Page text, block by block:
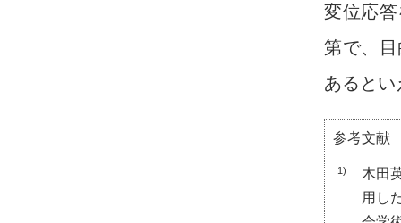
変位応
第で、
あるとい
参考文献
1)
木田
用し